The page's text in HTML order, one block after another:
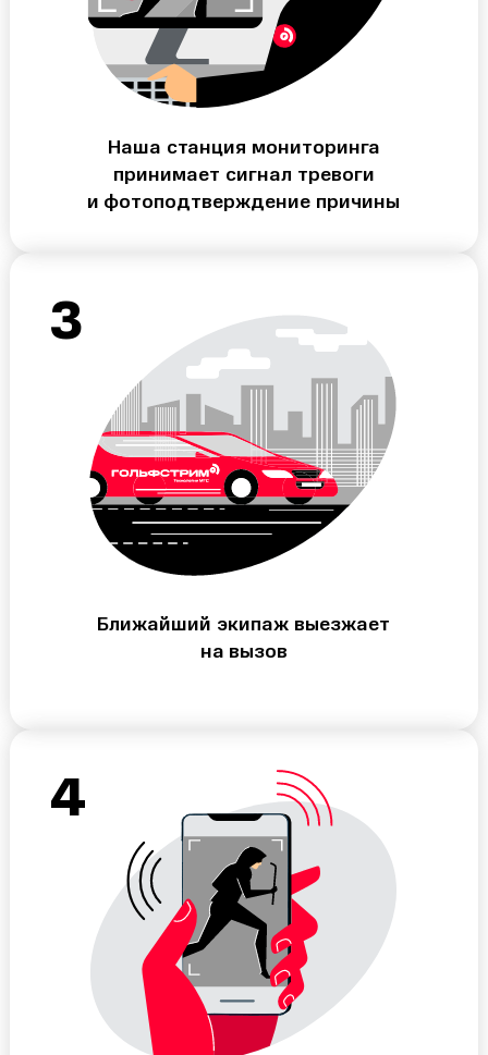
Наша станция мониторинга
принимает сигнал тревоги
и фотоподтверждение причины
3
Ближайший экипаж выезжает
на вызов
4